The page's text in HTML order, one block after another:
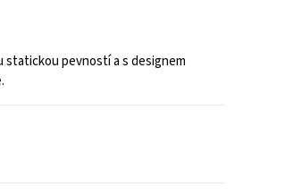
statickou pevností a s designem